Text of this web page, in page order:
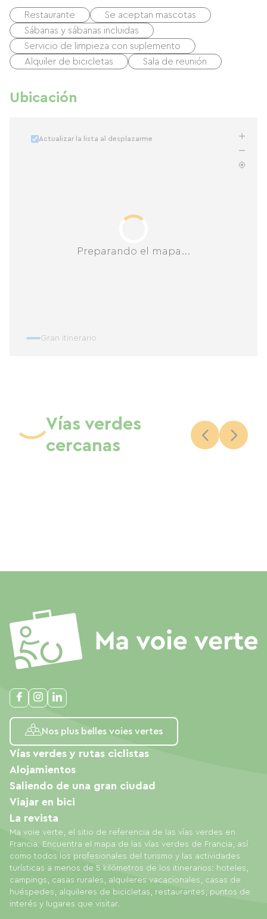
Restaurante
Se aceptan mascotas
Sábanas y sábanas incluidas
Servicio de limpieza con suplemento
Alquiler de bicicletas
Sala de reunión
Ubicación
Preparando el mapa...
Actualizar la lista al desplazarme
Gran itinerario
Vías verdes
cercanas
Nos plus belles voies vertes
Ma voie verte, el sitio de referencia de las vías verdes en
Francia. Encuentra el mapa de las vías verdes de Francia, así
como todos los profesionales del turismo y las actividades
turísticas a menos de 5 kilómetros de los itinerarios: hoteles,
campings, casas rurales, alquileres vacacionales, casas de
huéspedes, alquileres de bicicletas, restaurantes, puntos de
interés y lugares que visitar.
Vías verdes y rutas ciclistas
Alojamientos
Saliendo de una gran ciudad
Viajar en bici
La revista